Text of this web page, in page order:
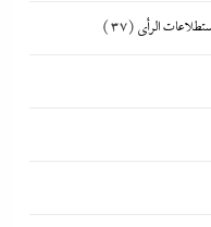
الرأى (37)